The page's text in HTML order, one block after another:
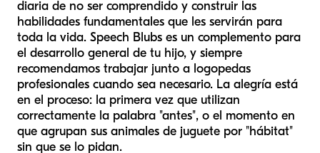
diaria de no ser comprendido y construir las
habilidades fundamentales que les servirán para
toda la vida. Speech Blubs es un complemento para
el desarrollo general de tu hijo, y siempre
recomendamos trabajar junto a logopedas
profesionales cuando sea necesario. La alegría está
en el proceso: la primera vez que utilizan
correctamente la palabra "antes", o el momento en
que agrupan sus animales de juguete por "hábitat"
sin que se lo pidan.